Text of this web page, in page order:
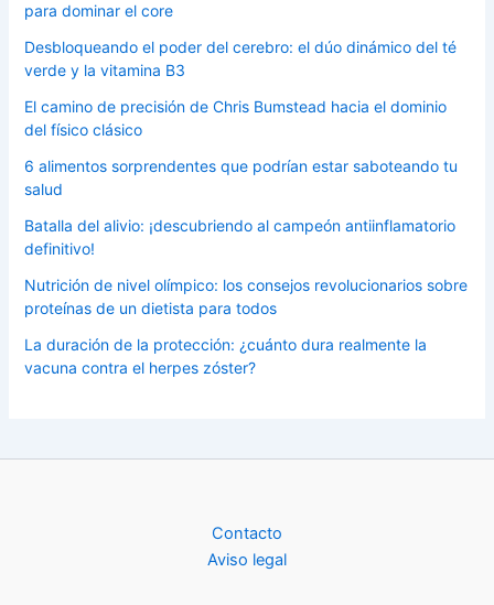
para dominar el core
Desbloqueando el poder del cerebro: el dúo dinámico del té
verde y la vitamina B3
El camino de precisión de Chris Bumstead hacia el dominio
del físico clásico
6 alimentos sorprendentes que podrían estar saboteando tu
salud
Batalla del alivio: ¡descubriendo al campeón antiinflamatorio
definitivo!
Nutrición de nivel olímpico: los consejos revolucionarios sobre
proteínas de un dietista para todos
La duración de la protección: ¿cuánto dura realmente la
vacuna contra el herpes zóster?
Contacto
Aviso legal